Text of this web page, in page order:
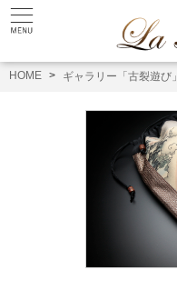
HOME ギャラリー「古裂遊び」